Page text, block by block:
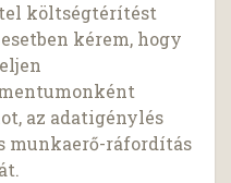
költségtérítést
kérem, hogy
az adatigénylés
munkaerő-ráfordítás